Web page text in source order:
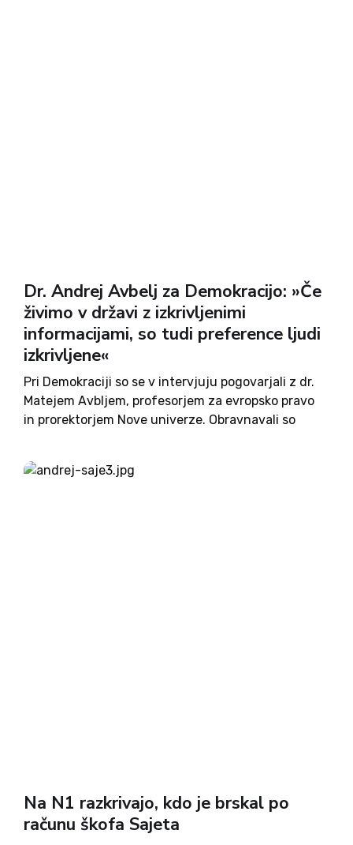
Dr. Andrej Avbelj za Demokracijo: »Če
živimo v državi z izkrivljenimi
informacijami, so tudi preference ljudi
izkrivljene«
Pri Demokraciji so se v intervjuju pogovarjali z dr.
Matejem Avbljem, profesorjem za evropsko pravo
in prorektorjem Nove univerze. Obravnavali so
času v Sloveniji stvar polemike. Avbelj spregovori
o tem, kaj je...
Na N1 razkrivajo, kdo je brskal po
računu škofa Sajeta